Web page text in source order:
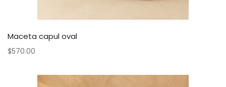
Maceta capul oval
$570.00